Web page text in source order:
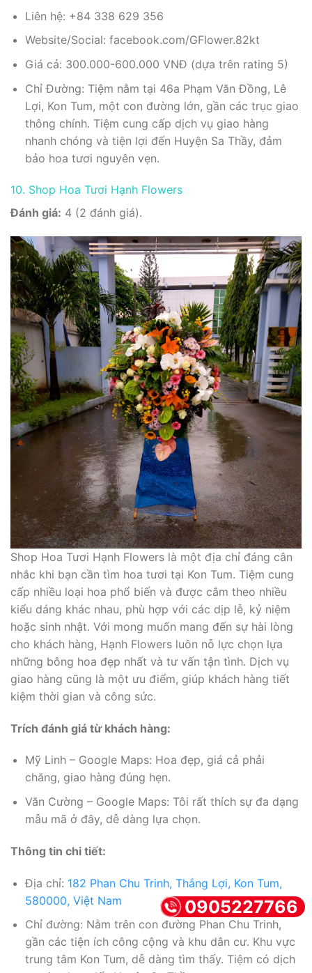
Liên hệ: +84 338 629 356
Website/Social: facebook.com/GFlower.82kt
Giá cả: 300.000-600.000 VNĐ (dựa trên rating 5)
Chỉ Đường: Tiệm nằm tại 46a Phạm Văn Đồng, Lê
Lợi, Kon Tum, một con đường lớn, gần các trục giao
thông chính. Tiệm cung cấp dịch vụ giao hàng
nhanh chóng và tiện lợi đến Huyện Sa Thầy, đảm
bảo hoa tươi nguyên vẹn.
10. Shop Hoa Tươi Hạnh Flowers
Đánh giá: 4 (2 đánh giá).
Shop Hoa Tươi Hạnh Flowers là một địa chỉ đáng cân
nhắc khi bạn cần tìm hoa tươi tại Kon Tum. Tiệm cung
cấp nhiều loại hoa phổ biến và được cắm theo nhiều
kiểu dáng khác nhau, phù hợp với các dịp lễ, kỷ niệm
hoặc sinh nhật. Với mong muốn mang đến sự hài lòng
cho khách hàng, Hạnh Flowers luôn nỗ lực chọn lựa
những bông hoa đẹp nhất và tư vấn tận tình. Dịch vụ
giao hàng cũng là một ưu điểm, giúp khách hàng tiết
kiệm thời gian và công sức.
Trích đánh giá từ khách hàng:
Mỹ Linh – Google Maps: Hoa đẹp, giá cả phải
chăng, giao hàng đúng hẹn.
Văn Cường – Google Maps: Tôi rất thích sự đa dạng
mẫu mã ở đây, dễ dàng lựa chọn.
Thông tin chi tiết:
Địa chỉ: 182 Phan Chu Trinh, Thắng Lợi, Kon Tum,
580000, Việt Nam
Chỉ đường: Nằm trên con đường Phan Chu Trinh,
gần các tiện ích công cộng và khu dân cư. Khu vực
trung tâm Kon Tum, dễ dàng tìm thấy. Tiệm có dịch
0905227766